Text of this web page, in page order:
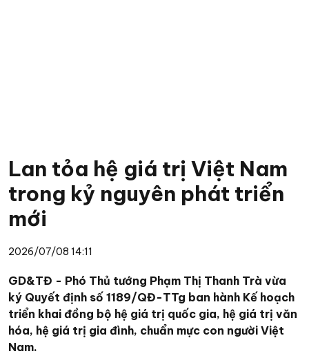
Lan tỏa hệ giá trị Việt Nam
trong kỷ nguyên phát triển
mới
2026/07/08 14:11
GD&TĐ - Phó Thủ tướng Phạm Thị Thanh Trà vừa
ký Quyết định số 1189/QĐ-TTg ban hành Kế hoạch
triển khai đồng bộ hệ giá trị quốc gia, hệ giá trị văn
hóa, hệ giá trị gia đình, chuẩn mực con người Việt
Nam.